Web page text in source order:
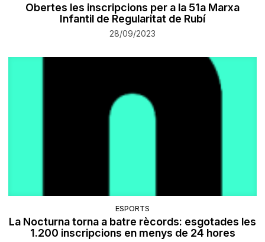
Obertes les inscripcions per a la 51a Marxa
Infantil de Regularitat de Rubí
28/09/2023
ESPORTS
La Nocturna torna a batre rècords: esgotades les
1.200 inscripcions en menys de 24 hores